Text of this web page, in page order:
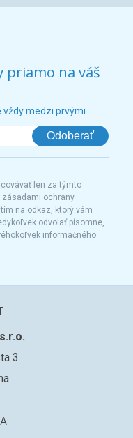
priamo na váš
medzi prvými
Odoberať
len za týmto
zásadami ochrany
na odkaz, ktorý vám
odvolať písomne,
informačného
3